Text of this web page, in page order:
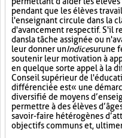
pendant que les élèves
l'enseignant circule dans la
d'avancement respectif. S'il
dans la tâche assignée ou
leur donner unIndicesurune
soutenir leur motivation à
en quelque sorte appel à la
Conseil supérieur de
différenciée est « une
diversifié de moyens
permettre à des élèves
savoir-faire hétérogènes
objectifs communs et,